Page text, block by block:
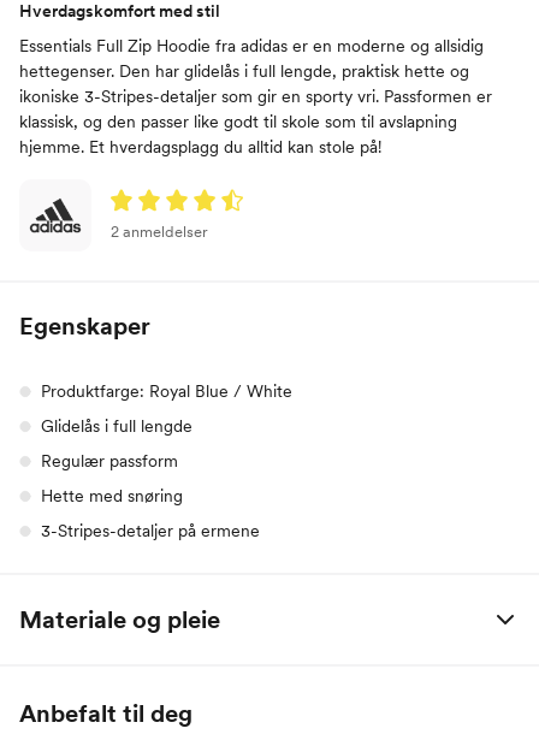
Hverdagskomfort med stil
Essentials Full Zip Hoodie fra adidas er en moderne og allsidig
hettegenser. Den har glidelås i full lengde, praktisk hette og
ikoniske 3-Stripes-detaljer som gir en sporty vri. Passformen er
klassisk, og den passer like godt til skole som til avslapning
hjemme. Et hverdagsplagg du alltid kan stole på!
2 anmeldelser
Egenskaper
Produktfarge: Royal Blue / White
Glidelås i full lengde
Regulær passform
Hette med snøring
3-Stripes-detaljer på ermene
Materiale og pleie
Anbefalt til deg